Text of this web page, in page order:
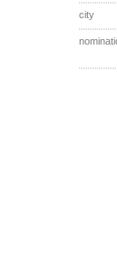
city